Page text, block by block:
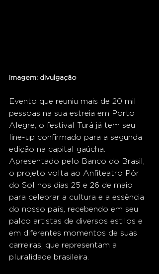
imagem: divulgação
Evento que reuniu mais de 20 mil
pessoas na sua estreia em Porto
Alegre, o festival Turá já tem seu
line-up confirmado para a segunda
edição na capital gaúcha.
Apresentado pelo Banco do Brasil,
o projeto volta ao Anfiteatro Pôr
do Sol nos dias 25 e 26 de maio
para celebrar a cultura e a essência
do nosso país, recebendo em seu
palco artistas de diversos estilos e
em diferentes momentos de suas
carreiras, que representam a
pluralidade brasileira.